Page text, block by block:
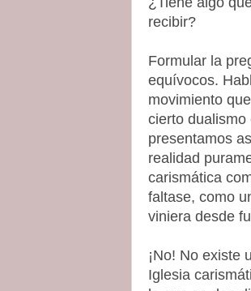
recibir?
Formular la
equívocos.
movimiento
cierto
presentamos
realidad
carismática
faltase, como
viniera desde
¡No! No existe
Iglesia